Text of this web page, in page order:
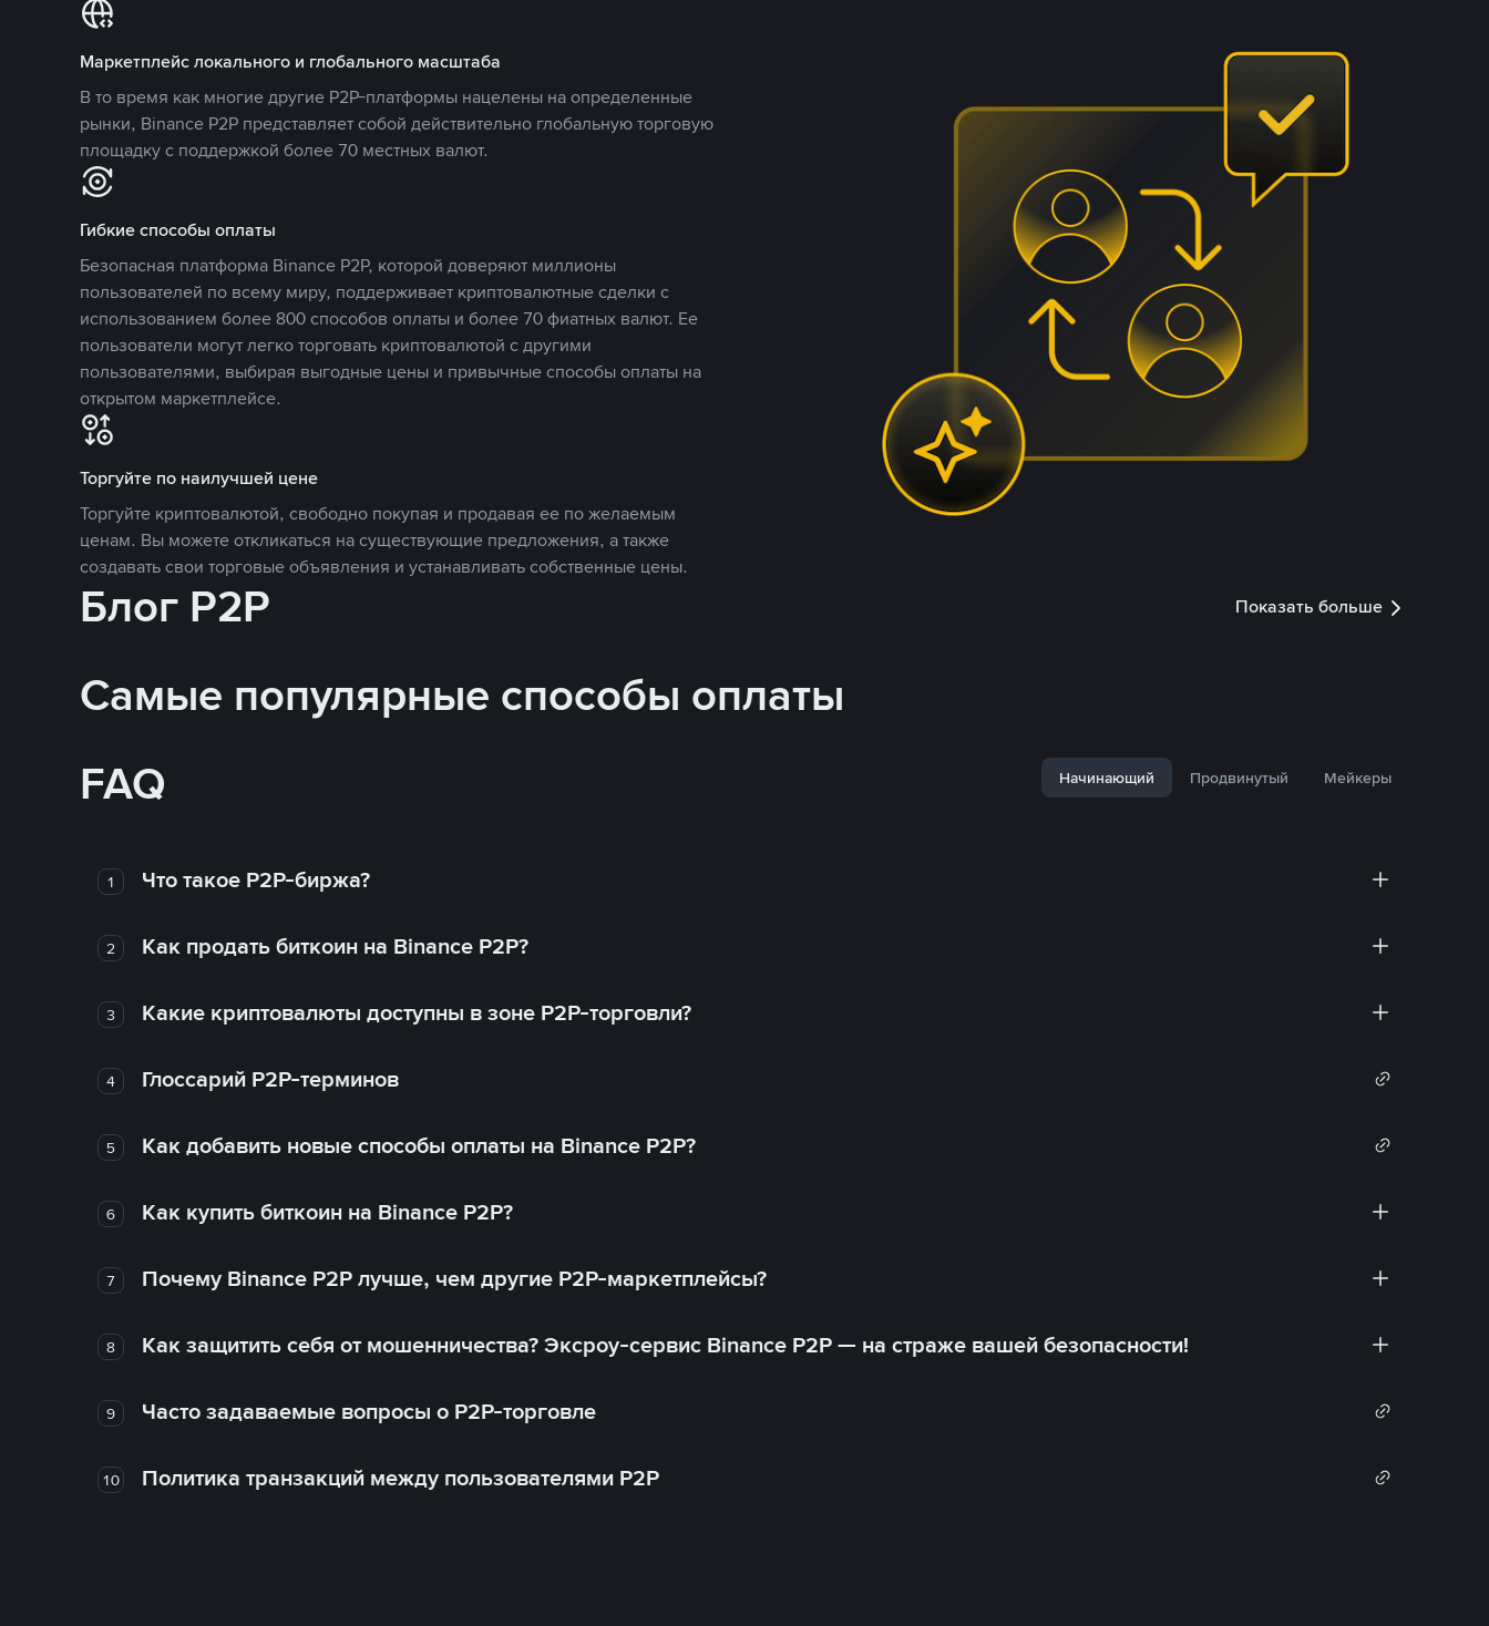
Маркетплейс локального и глобального масштаба
В то время как многие другие P2P-платформы нацелены на определенные
рынки, Binance P2P представляет собой действительно глобальную торговую
площадку с поддержкой более 70 местных валют.
Гибкие способы оплаты
Безопасная платформа Binance P2P, которой доверяют миллионы
пользователей по всему миру, поддерживает криптовалютные сделки с
использованием более 800 способов оплаты и более 70 фиатных валют. Ее
пользователи могут легко торговать криптовалютой с другими
пользователями, выбирая выгодные цены и привычные способы оплаты на
открытом маркетплейсе.
Торгуйте по наилучшей цене
Торгуйте криптовалютой, свободно покупая и продавая ее по желаемым
ценам. Вы можете откликаться на существующие предложения, а также
создавать свои торговые объявления и устанавливать собственные цены.
Блог P2P Показать больше
Самые популярные способы оплаты
FAQ
Начинающий Продвинутый Мейкеры
1 Что такое P2P-биржа?
2 Как продать биткоин на Binance P2P?
3 Какие криптовалюты доступны в зоне P2P-торговли?
4 Глоссарий P2P-терминов
5 Как добавить новые способы оплаты на Binance P2P?
6 Как купить биткоин на Binance P2P?
7 Почему Binance P2P лучше, чем другие P2P-маркетплейсы?
8 Как защитить себя от мошенничества? Эксроу-сервис Binance P2P — на страже вашей безопасности!
9 Часто задаваемые вопросы о P2P-торговле
10 Политика транзакций между пользователями P2P